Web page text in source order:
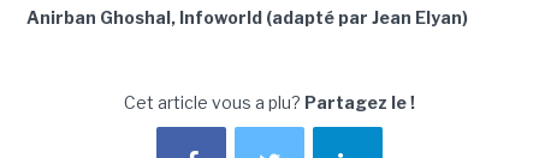
Anirban Ghoshal, Infoworld (adapté par Jean Elyan)
Cet article vous a plu? Partagez le !